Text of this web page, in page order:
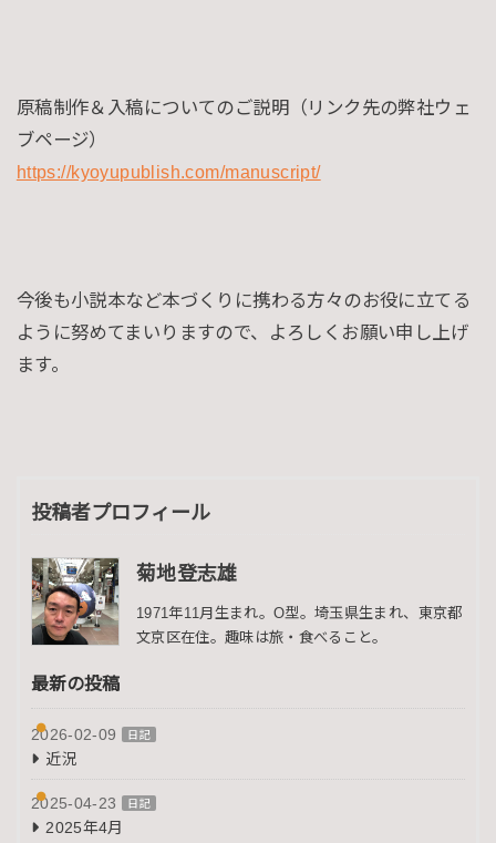
原稿制作＆入稿についてのご説明（リンク先の弊社ウェ
ブページ）
https://kyoyupublish.com/manuscript/
今後も小説本など本づくりに携わる方々のお役に立てる
ように努めてまいりますので、よろしくお願い申し上げ
ます。
投稿者プロフィール
菊地登志雄
1971年11月生まれ。O型。埼玉県生まれ、東京都
文京区在住。趣味は旅・食べること。
最新の投稿
2026-02-09 日記
近況
2025-04-23 日記
2025年4月